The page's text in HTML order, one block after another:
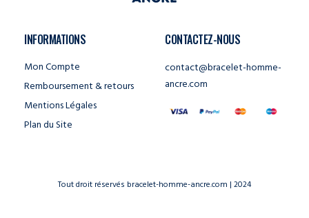
INFORMATIONS
Mon Compte
Remboursement & retours
Mentions Légales
Plan du Site
CONTACTEZ-NOUS
contact@bracelet-homme-
ancre.com
Tout droit réservés bracelet-homme-ancre.com | 2024